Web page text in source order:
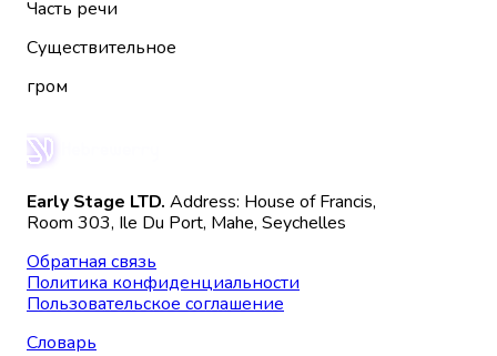
Часть речи
Существительное
гром
Early Stage LTD. Address: House of Francis,
Room 303, Ile Du Port, Mahe, Seychelles
Обратная связь
Политика конфиденциальности
Пользовательское соглашение
Словарь